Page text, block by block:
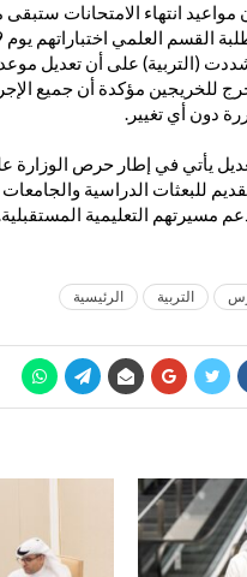
انتهاء الامتحانات
وشددت (التربية) على أن تعديل
للخريجين مؤكدة أن جميع
دون أي تغيير.
يأتي في إطار حرص الوزارة
للبعثات الدراسية
مسيرتهم التعليمية
التربية الرئيسية